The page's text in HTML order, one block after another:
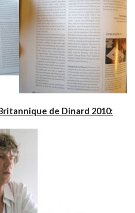
de Dinard 2010: